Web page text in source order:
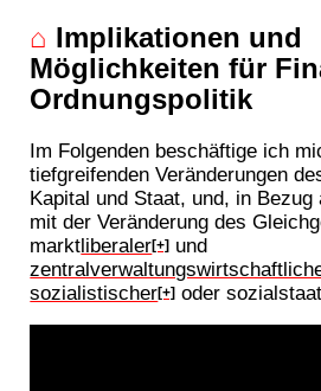
⌂ Implikationen und
Möglichkeiten für
Ordnungspolitik
Im Folgenden beschäftige ich
tiefgreifenden Veränderungen
Kapital und Staat, und, in Bezug
mit der Veränderung des
marktliberaler[+] und
sozialistischer[+] oder